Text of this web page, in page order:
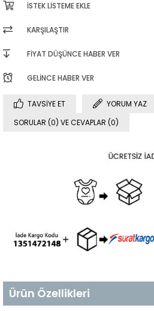
İSTEK LISTEME EKLE
KARŞILAŞTIR
FIYAT DÜŞÜNCE HABER VER
GELINCE HABER VER
TAVSIYE ET
YORUM YAZ
SORULAR (0) VE CEVAPLAR (0)
Ürün Özellikleri